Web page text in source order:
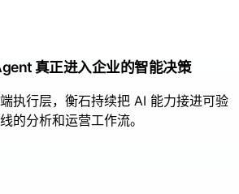
真正进入企业的智能决策
执行层，衡石持续把 AI 能力接进可验
的分析和运营工作流。